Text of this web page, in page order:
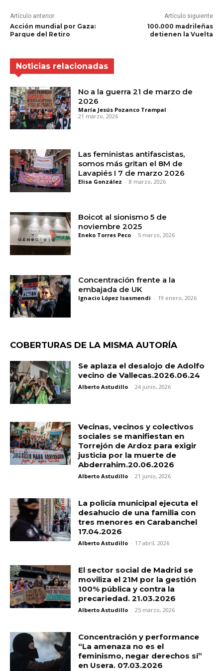
Artículo anterior
Acción mundial por Gaza:
Parque del Retiro
Artículo siguiente
100.000 madrileñas
detienen la Vuelta
Noticias relacionadas
No a la guerra 21 de marzo de
2026
María Jesús Pozanco Trampal -
21 marzo, 2026
Las feministas antifascistas,
somos más gritan el 8M de
Lavapiés I 7 de marzo 2026
Elisa González - 8 marzo, 2026
Boicot al sionismo 5 de
noviembre 2025
Eneko Torres Peco - 5 marzo, 2026
Concentración frente a la
embajada de UK
Ignacio López Isasmendi - 19 enero, 2026
COBERTURAS DE LA MISMA AUTORÍA
Se aplaza el desalojo de Adolfo
vecino de Vallecas.2026.06.24
Alberto Astudillo - 24 junio, 2026
Vecinas, vecinos y colectivos
sociales se manifiestan en
Torrejón de Ardoz para exigir
justicia por la muerte de
Abderrahim.20.06.2026
Alberto Astudillo - 21 junio, 2026
La policía municipal ejecuta el
desahucio de una familia con
tres menores en Carabanchel
17.04.2026
Alberto Astudillo - 17 abril, 2026
El sector social de Madrid se
moviliza el 21M por la gestión
100% pública y contra la
precariedad. 21.03.2026
Alberto Astudillo - 25 marzo, 2026
Concentración y performance
“La amenaza no es el
feminismo, negar derechos sí”
en Usera. 07.03.2026